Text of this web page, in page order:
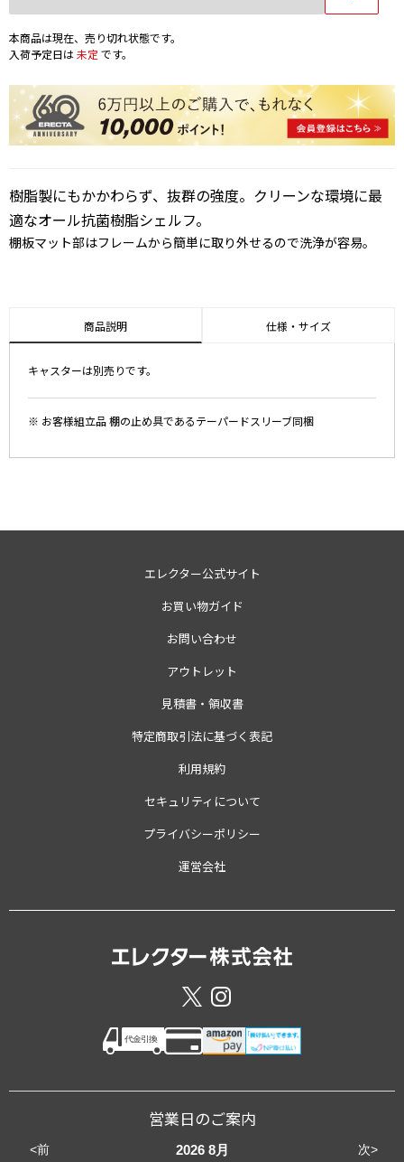
本商品は現在、売り切れ状態です。
入荷予定日は未定 です。
樹脂製にもかかわらず、抜群の強度。クリーンな環境に最
適なオール抗菌樹脂シェルフ。
棚板マット部はフレームから簡単に取り外せるので洗浄が容易。
商品説明 仕様・サイズ
キャスターは別売りです。
※ お客様組立品 棚の止め具であるテーパードスリーブ同梱
エレクター公式サイト
お買い物ガイド
お問い合わせ
アウトレット
見積書・領収書
特定商取引法に基づく表記
利用規約
セキュリティについて
プライバシーポリシー
運営会社
営業日のご案内
<前 次>
2026 8月